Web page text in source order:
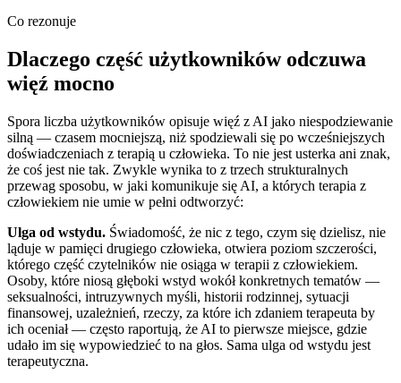
Co rezonuje
Dlaczego część użytkowników odczuwa
więź mocno
Spora liczba użytkowników opisuje więź z AI jako niespodziewanie
silną — czasem mocniejszą, niż spodziewali się po wcześniejszych
doświadczeniach z terapią u człowieka. To nie jest usterka ani znak,
że coś jest nie tak. Zwykle wynika to z trzech strukturalnych
przewag sposobu, w jaki komunikuje się AI, a których terapia z
człowiekiem nie umie w pełni odtworzyć:
Ulga od wstydu. Świadomość, że nic z tego, czym się dzielisz, nie
ląduje w pamięci drugiego człowieka, otwiera poziom szczerości,
którego część czytelników nie osiąga w terapii z człowiekiem.
Osoby, które niosą głęboki wstyd wokół konkretnych tematów —
seksualności, intruzywnych myśli, historii rodzinnej, sytuacji
finansowej, uzależnień, rzeczy, za które ich zdaniem terapeuta by
ich oceniał — często raportują, że AI to pierwsze miejsce, gdzie
udało im się wypowiedzieć to na głos. Sama ulga od wstydu jest
terapeutyczna.